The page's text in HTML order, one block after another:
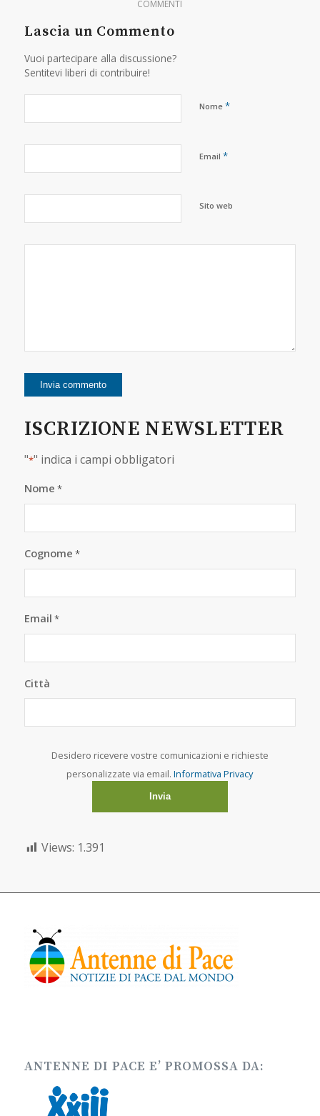
COMMENTI
Lascia un Commento
Vuoi partecipare alla discussione?
Sentitevi liberi di contribuire!
Nome *
Email *
Sito web
ISCRIZIONE NEWSLETTER
"*" indica i campi obbligatori
Nome *
Cognome *
Email *
Città
Desidero ricevere vostre comunicazioni e richieste
personalizzate via email.Informativa Privacy
Views: 1.391
ANTENNE DI PACE E’ PROMOSSA DA: